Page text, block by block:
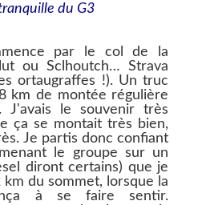
du G3
par le col de la
ou Sclhoutch… Strava
ortaugraffes !). Un truc
km de montée régulière
J'avais le souvenir très
ça se montait très bien,
Je partis donc confiant
le groupe sur un
diront certains) que je
du sommet, lorsque la
à se faire sentir.